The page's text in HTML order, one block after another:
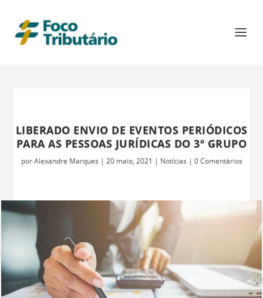
LIBERADO ENVIO DE EVENTOS PERIÓDICOS
PARA AS PESSOAS JURÍDICAS DO 3º GRUPO
porAlexandre Marques | 20 maio, 2021 | Notícias | 0 Comentários